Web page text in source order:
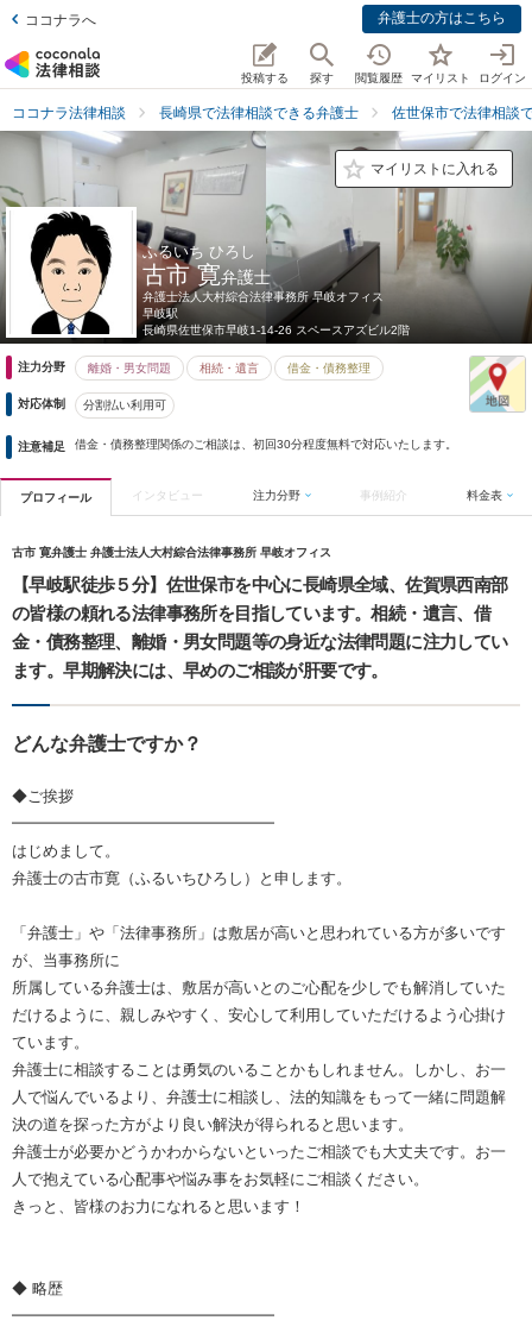
ココナラへ 弁護士の方はこちら
投稿する 探す 閲覧履歴 マイリスト ログイン
ココナラ法律相談 長崎県で法律相談できる弁護士 佐世保市で法律相談
マイリストに入れる
ふるいち ひろし
古市 寛弁護士
弁護士法人大村綜合法律事務所 早岐オフィス
早岐駅
長崎県佐世保市早岐1-14-26 スペースアズビル2階
注力分野 離婚・男女問題 相続・遺言 借金・債務整理
対応体制 分割払い利用可
注意補足 借金・債務整理関係のご相談は、初回30分程度無料で対応いたします。
プロフィール インタビュー 注力分野 事例紹介 料金表
古市 寛弁護士 弁護士法人大村綜合法律事務所 早岐オフィス
【早岐駅徒歩５分】佐世保市を中心に長崎県全域、佐賀県西南部
の皆様の頼れる法律事務所を目指しています。相続・遺言、借
金・債務整理、離婚・男女問題等の身近な法律問題に注力してい
ます。早期解決には、早めのご相談が肝要です。
どんな弁護士ですか？
◆ご挨拶
━━━━━━━━━━━━━━━━━
はじめまして。
弁護士の古市寛（ふるいちひろし）と申します。
「弁護士」や「法律事務所」は敷居が高いと思われている方が多いです
が、当事務所に
所属している弁護士は、敷居が高いとのご心配を少しでも解消していた
だけるように、親しみやすく、安心して利用していただけるよう心掛け
ています。
弁護士に相談することは勇気のいることかもしれません。しかし、お一
人で悩んでいるより、弁護士に相談し、法的知識をもって一緒に問題解
決の道を探った方がより良い解決が得られると思います。
弁護士が必要かどうかわからないといったご相談でも大丈夫です。お一
人で抱えている心配事や悩み事をお気軽にご相談ください。
きっと、皆様のお力になれると思います！
◆ 略歴
━━━━━━━━━━━━━━━━━